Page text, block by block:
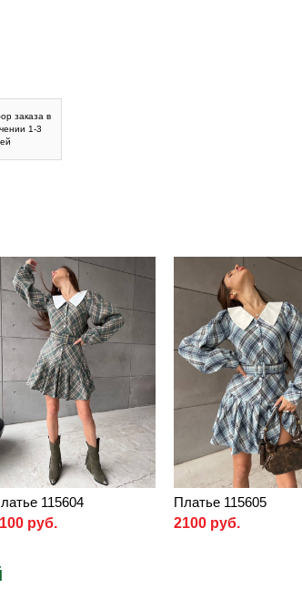
заказа в
1-3
115604
руб.
Платье 115605
2100 руб.